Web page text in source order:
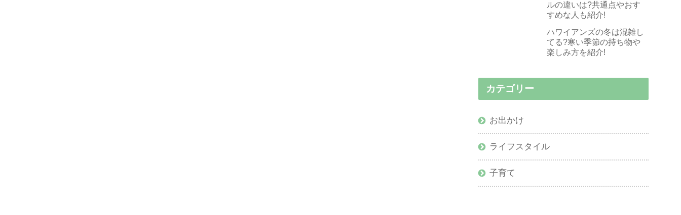
ルの違いは?共通点やおす
すめな人も紹介!
ハワイアンズの冬は混雑し
てる?寒い季節の持ち物や
楽しみ方を紹介!
カテゴリー
お出かけ
ライフスタイル
子育て